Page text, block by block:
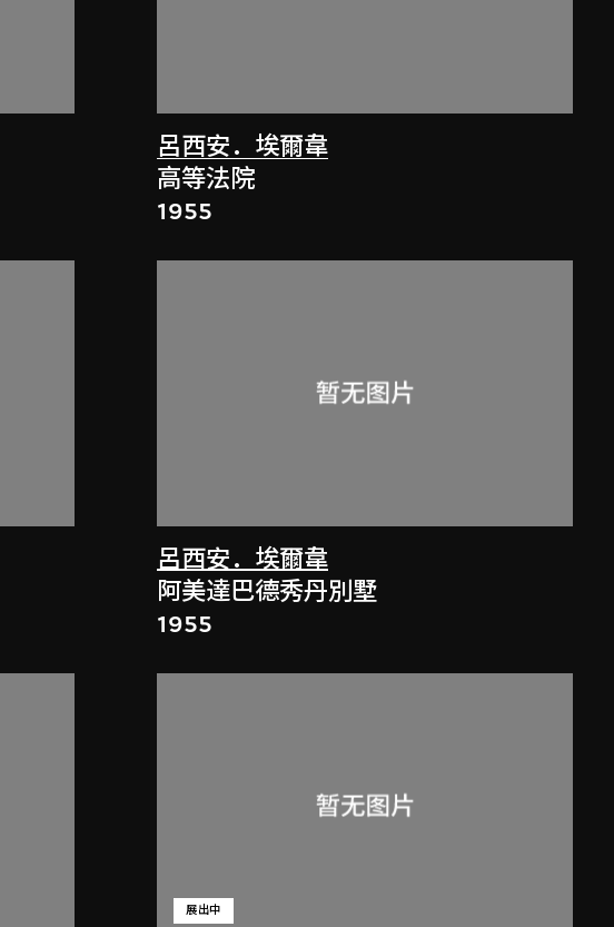
呂西安．埃爾韋
高等法院
1955
呂西安．埃爾韋
阿美達巴德秀丹別墅
1955
展出中